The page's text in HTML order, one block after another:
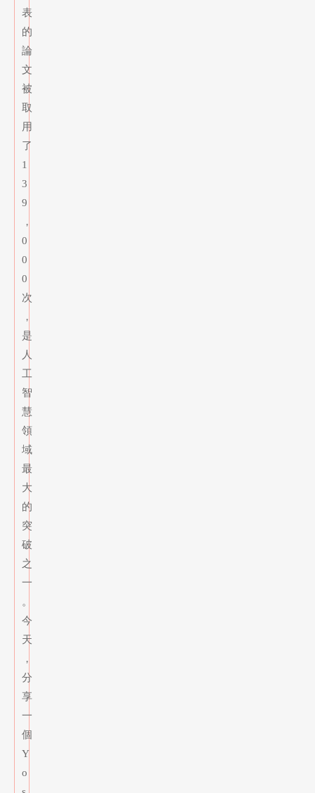
表
的
論
文
被
取
用
了
1
3
9
，
0
0
0
次
，
是
人
工
智
慧
領
域
最
大
的
突
破
之
一
。
今
天
，
分
享
一
個
Y
o